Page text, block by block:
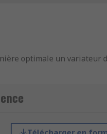
optimale un variateur